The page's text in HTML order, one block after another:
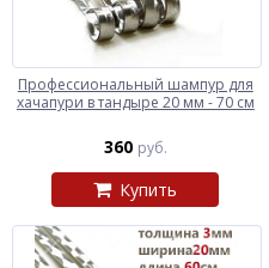
Профессиональный шампур для
хачапури в тандыре 20 мм - 70 см
360 руб.
Купить